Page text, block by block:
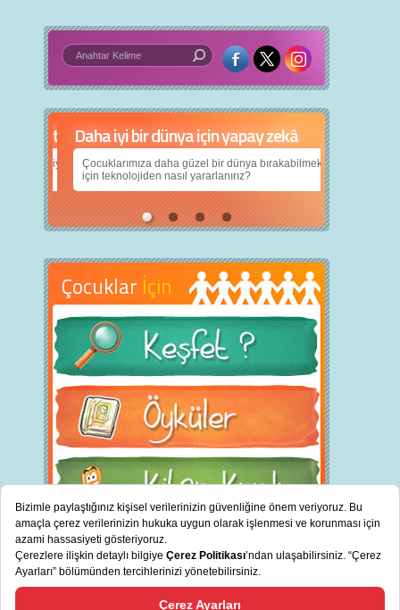
Daha iyi bir dünya için yapay zekâ
Çocuklarımıza daha güzel bir dünya bırakabilmek
için teknolojiden nasıl yararlanırız?
Çocuklar İçin